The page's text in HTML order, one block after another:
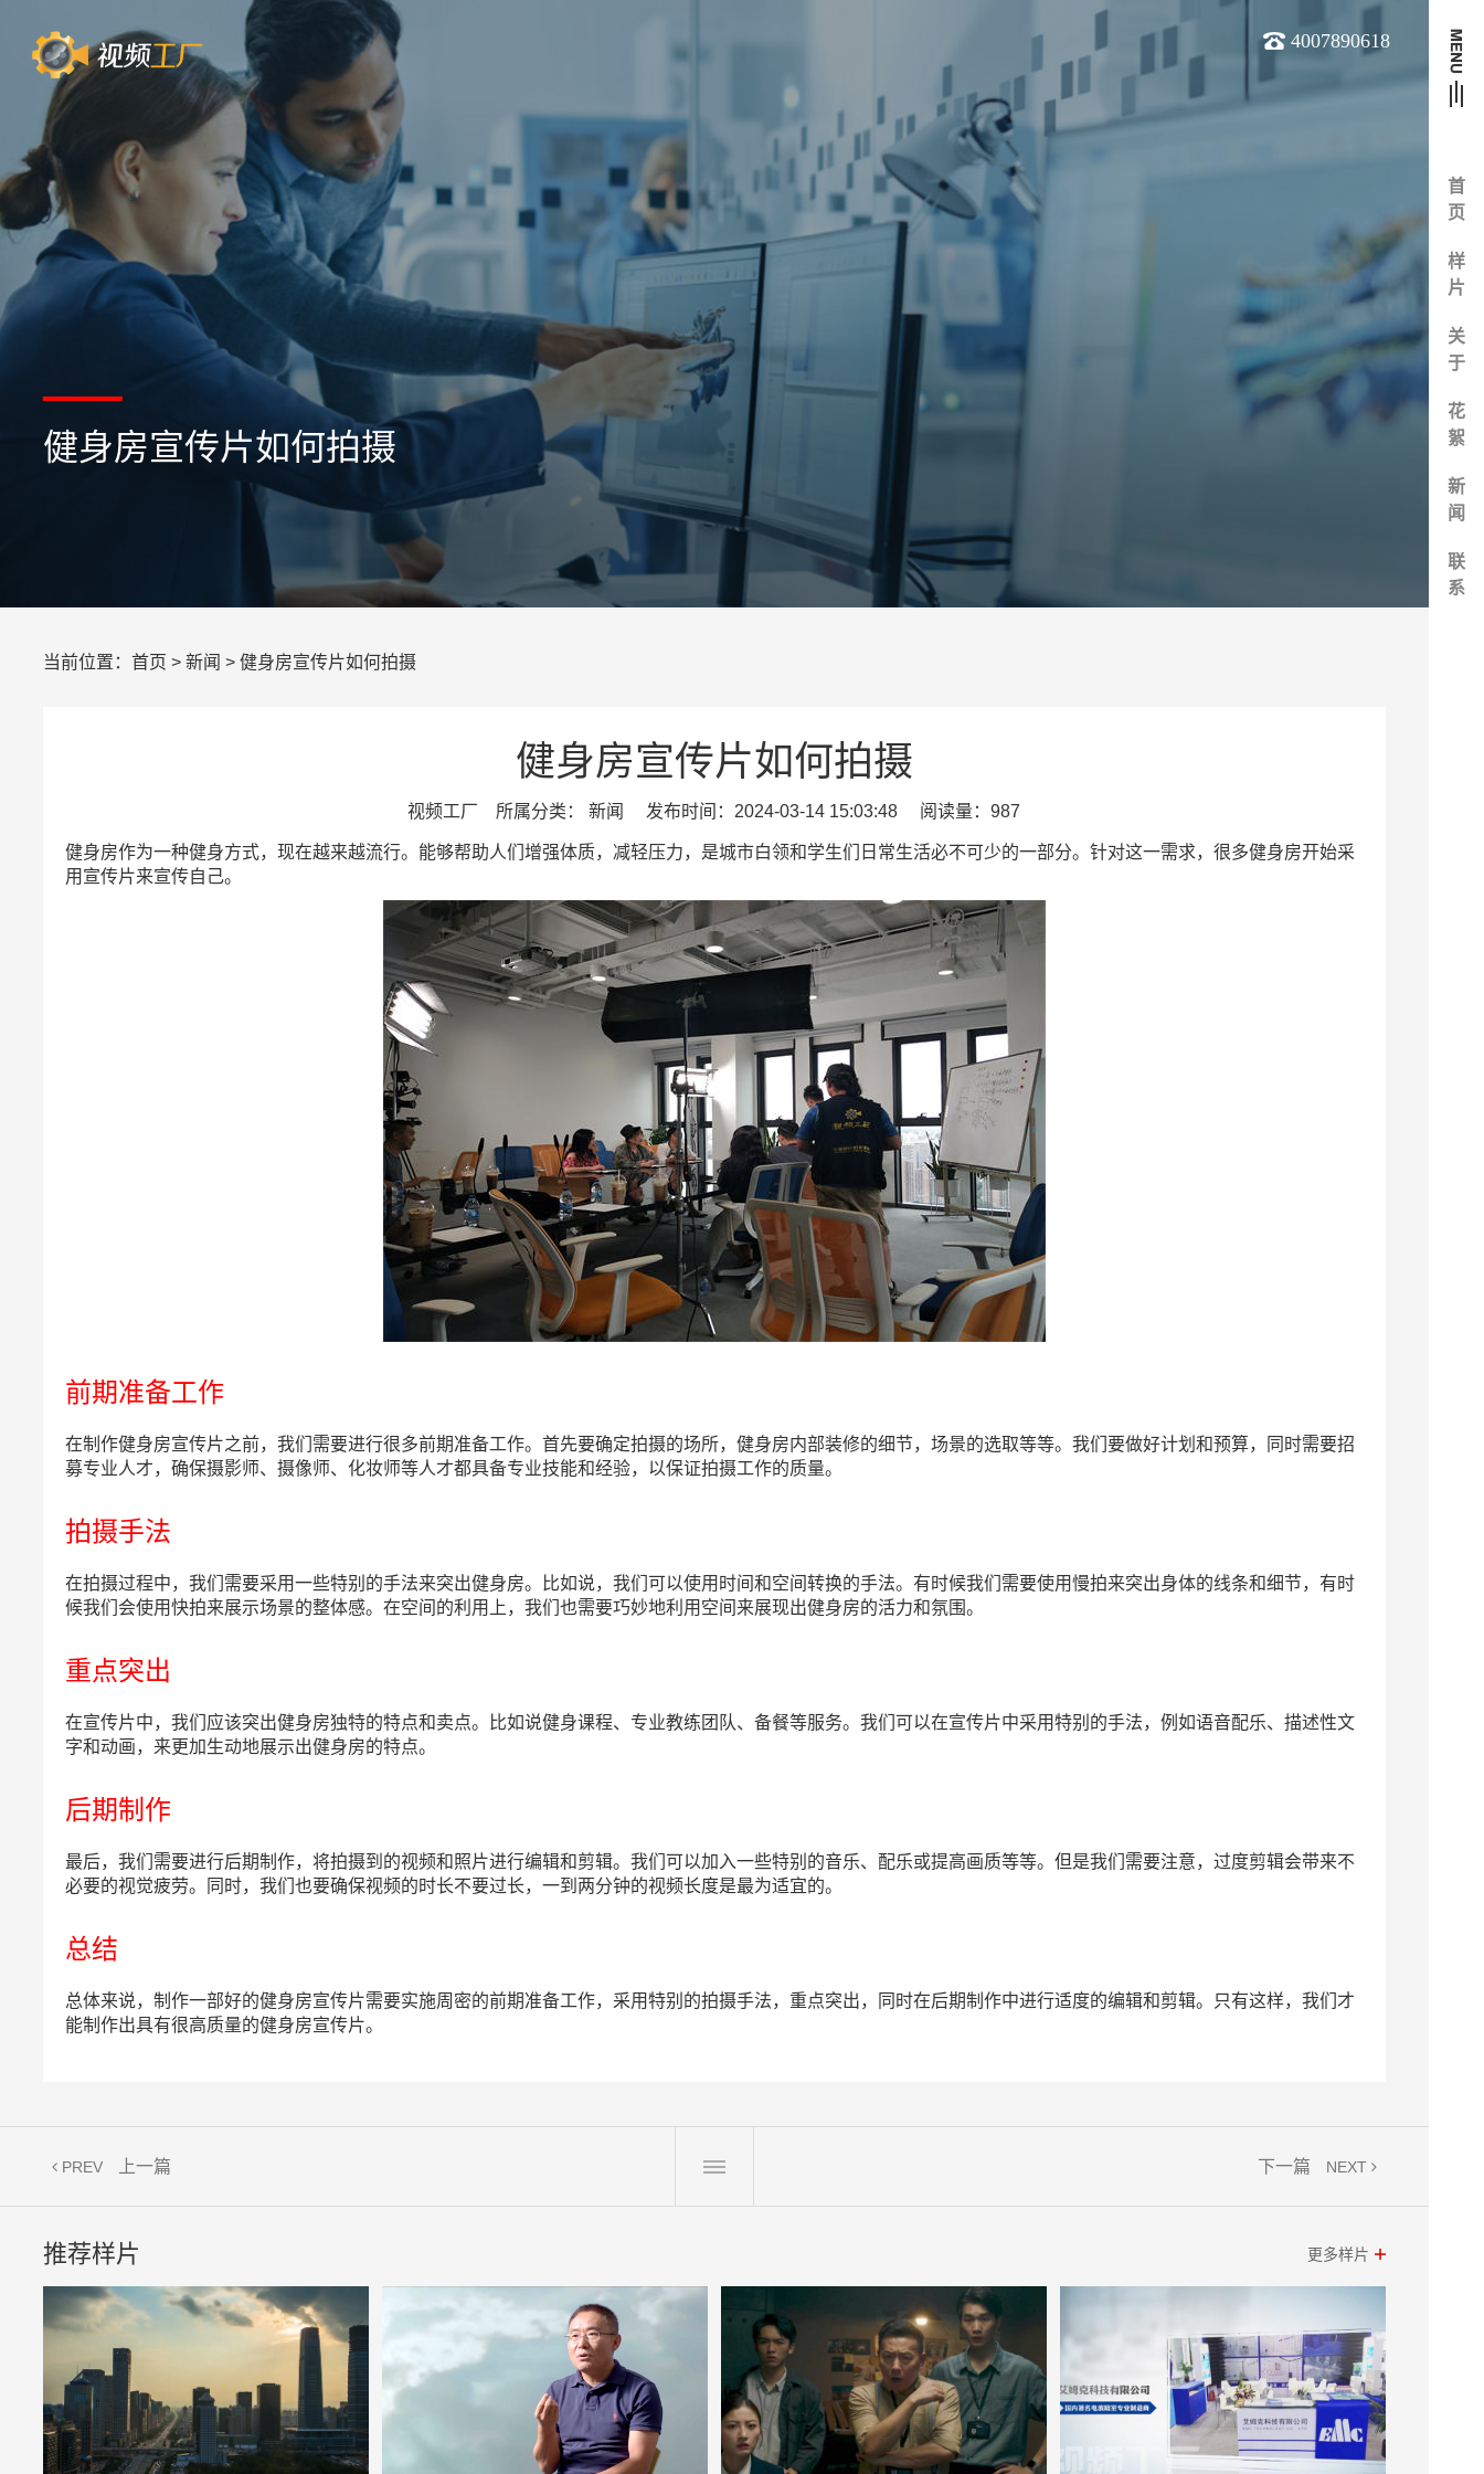
首
页
样
片
关
于
花
絮
新
闻
联
系
4007890618
健身房宣传片如何拍摄
当前位置： 首页 > 新闻 > 健身房宣传片如何拍摄
健身房宣传片如何拍摄
视频工厂 所属分类： 新闻 发布时间：2024-03-14 15:03:48 阅读量：987
健身房作为一种健身方式，现在越来越流行。能够帮助人们增强体质，减轻压力，是城市白领和学生们日常生活必不可少的一部分。针对这一需求，很多健身房开始采
用宣传片来宣传自己。
前期准备工作
在制作健身房宣传片之前，我们需要进行很多前期准备工作。首先要确定拍摄的场所，健身房内部装修的细节，场景的选取等等。我们要做好计划和预算，同时需要招
募专业人才，确保摄影师、摄像师、化妆师等人才都具备专业技能和经验，以保证拍摄工作的质量。
拍摄手法
在拍摄过程中，我们需要采用一些特别的手法来突出健身房。比如说，我们可以使用时间和空间转换的手法。有时候我们需要使用慢拍来突出身体的线条和细节，有时
候我们会使用快拍来展示场景的整体感。在空间的利用上，我们也需要巧妙地利用空间来展现出健身房的活力和氛围。
重点突出
在宣传片中，我们应该突出健身房独特的特点和卖点。比如说健身课程、专业教练团队、备餐等服务。我们可以在宣传片中采用特别的手法，例如语音配乐、描述性文
字和动画，来更加生动地展示出健身房的特点。
后期制作
最后，我们需要进行后期制作，将拍摄到的视频和照片进行编辑和剪辑。我们可以加入一些特别的音乐、配乐或提高画质等等。但是我们需要注意，过度剪辑会带来不
必要的视觉疲劳。同时，我们也要确保视频的时长不要过长，一到两分钟的视频长度是最为适宜的。
总结
总体来说，制作一部好的健身房宣传片需要实施周密的前期准备工作，采用特别的拍摄手法，重点突出，同时在后期制作中进行适度的编辑和剪辑。只有这样，我们才
能制作出具有很高质量的健身房宣传片。
PREV 上一篇 NEXT
下一篇
推荐样片 更多样片